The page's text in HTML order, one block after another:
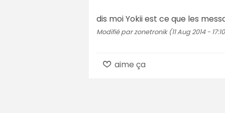
dis moi Yokii est ce que les
Modifié par zonetronik (11 Aug 2014 -
aime ça